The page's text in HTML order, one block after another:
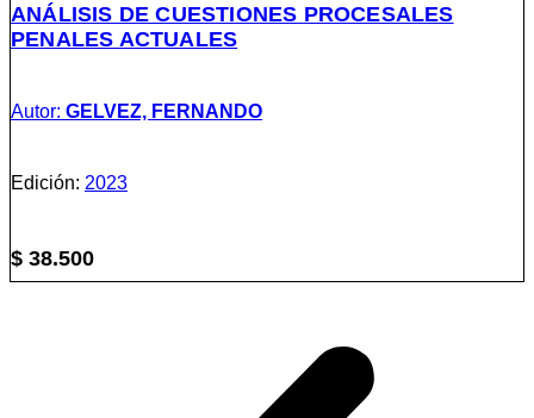
ANÁLISIS DE CUESTIONES PROCESALES
PENALES ACTUALES
Autor: GELVEZ, FERNANDO
Edición: 2023
$ 38.500